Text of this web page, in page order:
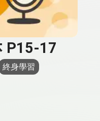
P15-17
終身學習